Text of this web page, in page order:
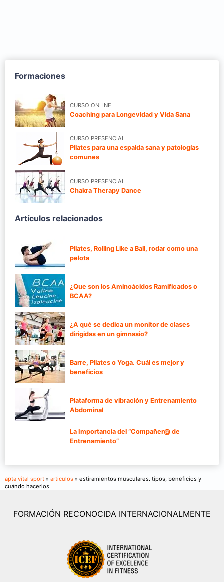
Formaciones
CURSO ONLINE
Coaching para Longevidad y Vida Sana
CURSO PRESENCIAL
Pilates para una espalda sana y patologías
comunes
CURSO PRESENCIAL
Chakra Therapy Dance
Artículos relacionados
Pilates, Rolling Like a Ball, rodar como una
pelota
¿Que son los Aminoácidos Ramificados o
BCAA?
¿A qué se dedica un monitor de clases
dirigidas en un gimnasio?
Barre, Pilates o Yoga. Cuál es mejor y
beneficios
Plataforma de vibración y Entrenamiento
Abdominal
La Importancia del “Compañer@ de
Entrenamiento”
apta vital sport » articulos » estiramientos musculares. tipos, beneficios y
cuándo hacerlos
FORMACIÓN RECONOCIDA INTERNACIONALMENTE